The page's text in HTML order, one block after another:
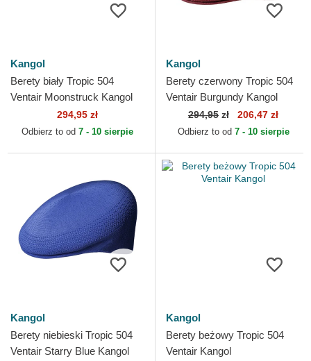
Kangol
Berety biały Tropic 504
Ventair Moonstruck Kangol
294,95 zł
Odbierz to od 7 - 10 sierpie
Kangol
Berety czerwony Tropic 504
Ventair Burgundy Kangol
294,95 zł 206,47 zł
Odbierz to od 7 - 10 sierpie
Kangol
Berety niebieski Tropic 504
Ventair Starry Blue Kangol
Kangol
Berety beżowy Tropic 504
Ventair Kangol